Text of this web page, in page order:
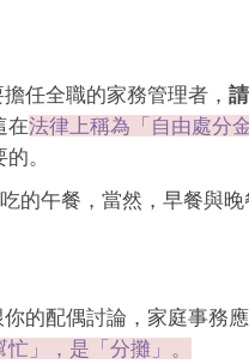
任全職的家務管理者，
在法律上稱為「自由處分金
。
的午餐，當然，早餐與晚
的配偶討論，家庭事務
忙」，是「分攤」。